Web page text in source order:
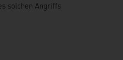
solchen Angriffs